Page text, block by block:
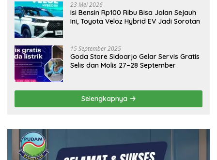
23 Mei 2026
Isi Bensin Rp100 Ribu Bisa Jalan Sejauh
Ini, Toyota Veloz Hybrid EV Jadi Sorotan
15 September 2025
Goda Store Sidoarjo Gelar Servis Gratis
Selis dan Molis 27–28 September
Selengkapnya